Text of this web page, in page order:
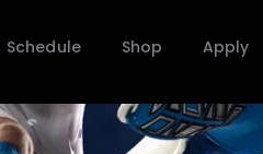
Schedule Shop Apply